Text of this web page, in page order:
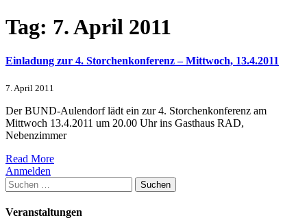
Tag: 7. April 2011
Einladung zur 4. Storchenkonferenz – Mittwoch, 13.4.2011
7. April 2011
Der BUND-Aulendorf lädt ein zur 4. Storchenkonferenz am
Mittwoch 13.4.2011 um 20.00 Uhr ins Gasthaus RAD,
Nebenzimmer
Read More
Anmelden
Suchen
nach:
Veranstaltungen